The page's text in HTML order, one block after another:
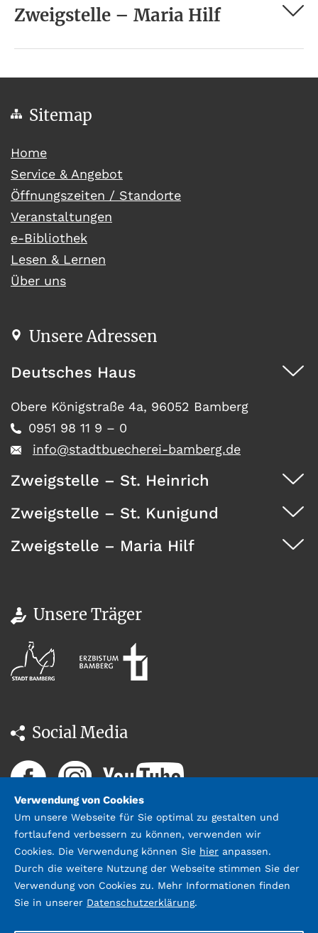
Zweigstelle – Maria Hilf
Sitemap
Home(current)
Service & Angebot
Öffnungszeiten / Standorte
Veranstaltungen
e-Bibliothek
Lesen & Lernen
Über uns
Unsere Adressen
Deutsches Haus
Obere Königstraße 4a, 96052 Bamberg
0951 98 11 9 – 0
info@stadtbuecherei-bamberg.de
Zweigstelle – St. Heinrich
Dürrwächterstr. 29, 96052 Bamberg
Zweigstelle – St. Kunigund
Seehofstraße 41, 96052 Bamberg
Zweigstelle – Maria Hilf
Unsere Träger
Social Media
Datenschutz Impressum &
Kontakt
Verwendung von Cookies
Um unsere Webseite für Sie optimal zu gestalten und
fortlaufend verbessern zu können, verwenden wir
Cookies. Die Verwendung können Sie hier anpassen.
Durch die weitere Nutzung der Webseite stimmen Sie der
Verwendung von Cookies zu. Mehr Informationen finden
Sie in unserer Datenschutzerklärung.